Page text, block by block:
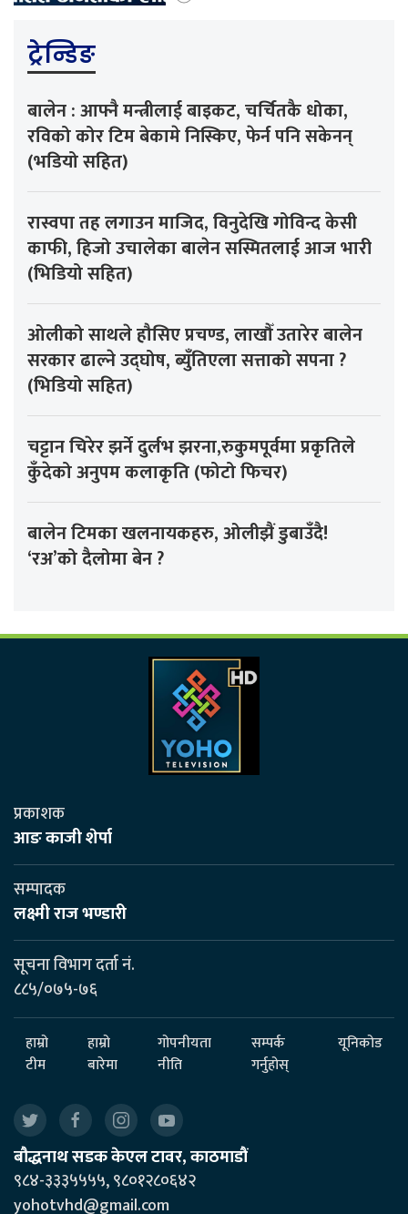
ट्रेन्डिङ
बालेन : आफ्नै मन्त्रीलाई बाइकट, चर्चितकै धोका,
रविको कोर टिम बेकामे निस्किए, फेर्न पनि सकेनन्
(भडियो सहित)
रास्वपा तह लगाउन माजिद, विनुदेखि गोविन्द केसी
काफी, हिजो उचालेका बालेन सस्मितलाई आज भारी
(भिडियो सहित)
ओलीको साथले हौसिए प्रचण्ड, लाखौँ उतारेर बालेन
सरकार ढाल्ने उद्घोष, ब्युँतिएला सत्ताको सपना ?
(भिडियो सहित)
चट्टान चिरेर झर्ने दुर्लभ झरना,रुकुमपूर्वमा प्रकृतिले
कुँदेको अनुपम कलाकृति (फोटो फिचर)
बालेन टिमका खलनायकहरु, ओलीझैं डुबाउँदै!
‘रअ’को दैलोमा बेन ?
प्रकाशक
आङ काजी शेर्पा
सम्पादक
लक्ष्मी राज भण्डारी
सूचना विभाग दर्ता नं.
८८५/०७५-७६
हाम्रो
टीम
हाम्रो
बारेमा
गोपनीयता
नीति
सम्पर्क
गर्नुहोस्
यूनिकोड
बौद्धनाथ सडक केएल टावर, काठमाडौं
९८४-३३३५५५५, ९८०१२८०६४२
yohotvhd@gmail.com